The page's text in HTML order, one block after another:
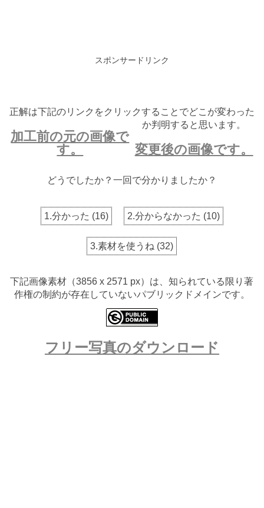
スポンサードリンク
正解は下記のリンクをクリックすることでどこが変わった
か判明すると思います。
加工前の元の画像で
す。
変更後の画像です。
どうでしたか？一回で分かりましたか？
1.分かった (16) 2.分からなかった (10)
3.素材を使うね (32)
下記画像素材（3856 x 2571 px）は、知られている限り著
作権の制約が存在していないパブリックドメインです。
フリー写真のダウンロード